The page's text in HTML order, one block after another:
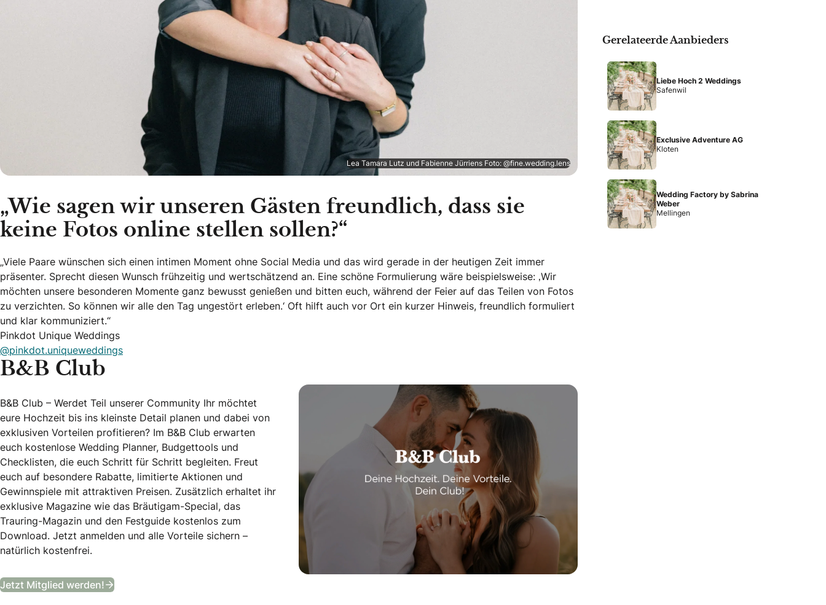
Lea Tamara Lutz und Fabienne Jürriens Foto: @fine.wedding.lens
„Wie sagen wir unseren Gästen freundlich, dass sie
keine Fotos online stellen sollen?“
„Viele Paare wünschen sich einen intimen Moment ohne Social Media und das wird gerade in der heutigen Zeit immer
präsenter. Sprecht diesen Wunsch frühzeitig und wertschätzend an. Eine schöne Formulierung wäre beispielsweise: ‚Wir
möchten unsere besonderen Momente ganz bewusst genießen und bitten euch, während der Feier auf das Teilen von Fotos
zu verzichten. So können wir alle den Tag ungestört erleben.‘ Oft hilft auch vor Ort ein kurzer Hinweis, freundlich formuliert
und klar kommuniziert.“
Pinkdot Unique Weddings
@pinkdot.uniqueweddings
B&B Club
B&B Club – Werdet Teil unserer Community Ihr möchtet
eure Hochzeit bis ins kleinste Detail planen und dabei von
exklusiven Vorteilen profitieren? Im B&B Club erwarten
euch kostenlose Wedding Planner, Budgettools und
Checklisten, die euch Schritt für Schritt begleiten. Freut
euch auf besondere Rabatte, limitierte Aktionen und
Gewinnspiele mit attraktiven Preisen. Zusätzlich erhaltet ihr
exklusive Magazine wie das Bräutigam-Special, das
Trauring-Magazin und den Festguide kostenlos zum
Download. Jetzt anmelden und alle Vorteile sichern –
natürlich kostenfrei.
Jetzt Mitglied werden!
Gerelateerde Aanbieders
Liebe Hoch 2 Weddings
Safenwil
Exclusive Adventure AG
Kloten
Wedding Factory by Sabrina
Weber
Mellingen